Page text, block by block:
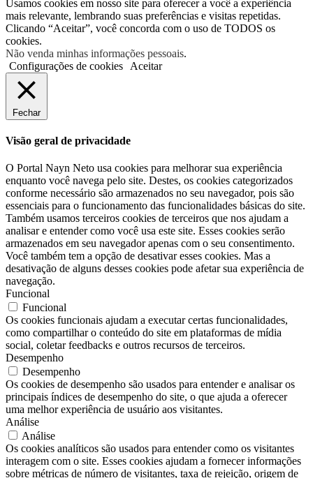
Usamos cookies em nosso site para oferecer a você a experiência
mais relevante, lembrando suas preferências e visitas repetidas.
Clicando “Aceitar”, você concorda com o uso de TODOS os
cookies.
Não venda minhas informações pessoais.
Configurações de cookies
Aceitar
Fechar
Visão geral de privacidade
O Portal Nayn Neto usa cookies para melhorar sua experiência
enquanto você navega pelo site. Destes, os cookies categorizados
conforme necessário são armazenados no seu navegador, pois são
essenciais para o funcionamento das funcionalidades básicas do site.
Também usamos terceiros cookies de terceiros que nos ajudam a
analisar e entender como você usa este site. Esses cookies serão
armazenados em seu navegador apenas com o seu consentimento.
Você também tem a opção de desativar esses cookies. Mas a
desativação de alguns desses cookies pode afetar sua experiência de
navegação.
Funcional
Funcional
Os cookies funcionais ajudam a executar certas funcionalidades,
como compartilhar o conteúdo do site em plataformas de mídia
social, coletar feedbacks e outros recursos de terceiros.
Desempenho
Desempenho
Os cookies de desempenho são usados ​​para entender e analisar os
principais índices de desempenho do site, o que ajuda a oferecer
uma melhor experiência de usuário aos visitantes.
Análise
Análise
Os cookies analíticos são usados ​​para entender como os visitantes
interagem com o site. Esses cookies ajudam a fornecer informações
sobre métricas de número de visitantes, taxa de rejeição, origem de